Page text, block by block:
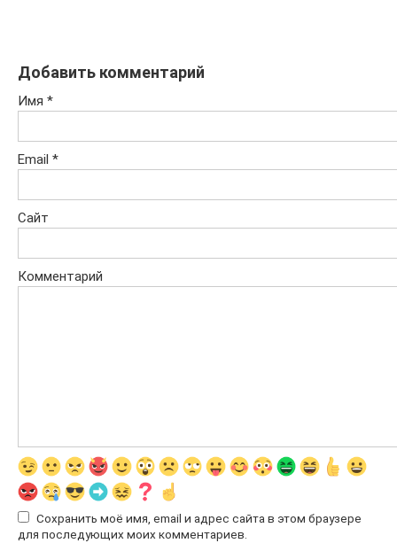
Добавить комментарий
Имя *
Email *
Сайт
Комментарий
Сохранить моё имя, email и адрес сайта в этом браузере
для последующих моих комментариев.